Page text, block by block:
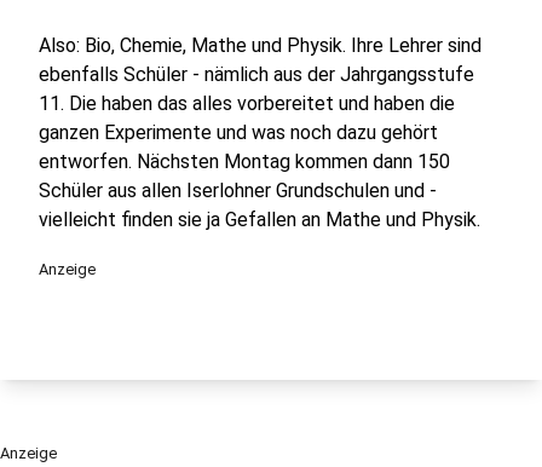
Also: Bio, Chemie, Mathe und Physik. Ihre Lehrer sind
ebenfalls Schüler - nämlich aus der Jahrgangsstufe
11. Die haben das alles vorbereitet und haben die
ganzen Experimente und was noch dazu gehört
entworfen. Nächsten Montag kommen dann 150
Schüler aus allen Iserlohner Grundschulen und -
vielleicht finden sie ja Gefallen an Mathe und Physik.
Anzeige
Anzeige